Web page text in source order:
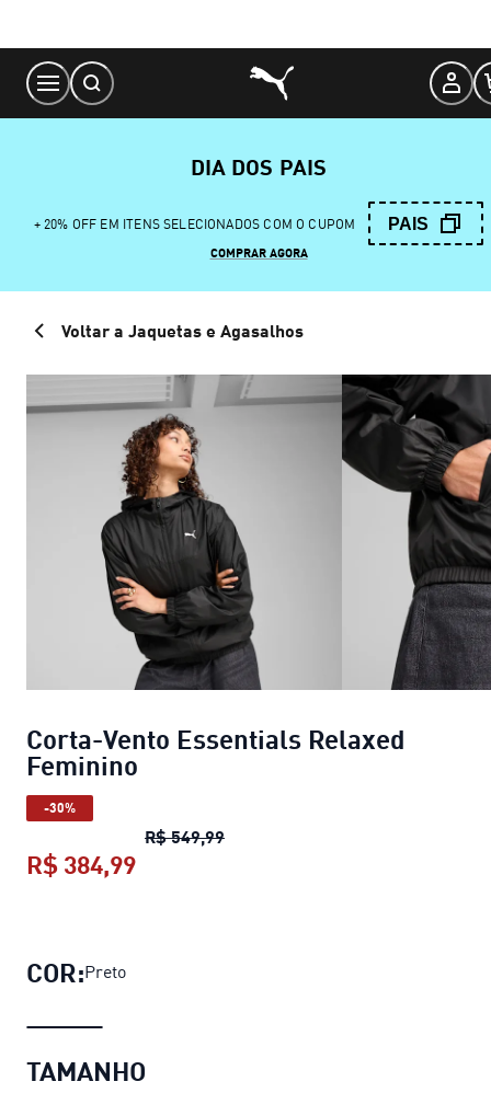
Content
DIA DOS PAIS
+ 20% OFF EM ITENS SELECIONADOS COM O CUPOM PAIS
COMPRAR AGORA
Voltar a Jaquetas e Agasalhos
Corta-Vento Essentials Relaxed
Feminino
-30%
R$ 549,99Corta-Vento Essentials Relaxed
R$ 384,99
COR:Preto
TAMANHO